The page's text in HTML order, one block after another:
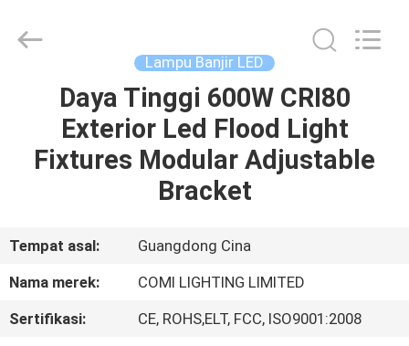
RUMAH
PRODUK
KAMI
PABRIK
COMI
LIGHTING
Lampu Banjir LED
Daya Tinggi 600W CRI80
Exterior Led Flood Light
Fixtures Modular Adjustable
Bracket
Tempat asal:
Guangdong Cina
Nama merek:
COMI LIGHTING LIMITED
Sertifikasi:
CE, ROHS,ELT, FCC, ISO9001:2008